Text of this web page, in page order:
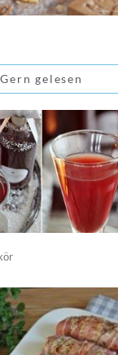
Gern gelesen